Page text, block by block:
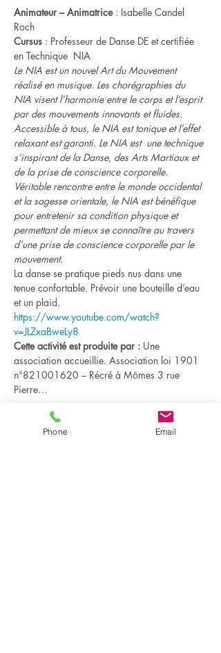
Animateur – Animatrice : Isabelle Candel
Roch
Cursus : Professeur de Danse DE et certifiée
en Technique  NIA
Le NIA est un nouvel Art du Mouvement
réalisé en musique. Les chorégraphies du
NIA visent l’harmonie entre le corps et l’esprit
par des mouvements innovants et fluides.
Accessible à tous, le NIA est tonique et l’effet
relaxant est garanti. Le NIA est  une technique
s’inspirant de la Danse, des Arts Martiaux et
de la prise de conscience corporelle.
Véritable rencontre entre le monde occidental
et la sagesse orientale, le NIA est bénéfique
pour entretenir sa condition physique et
permettant de mieux se connaître au travers
d’une prise de conscience corporelle par le
mouvement.
La danse se pratique pieds nus dans une
tenue confortable. Prévoir une bouteille d’eau
et un plaid.
https://www.youtube.com/watch?
v=JLZxaBweLy8
Cette activité est produite par : Une
association accueillie. Association loi 1901
n°821001620 – Récré à Mômes 3 rue
Pierre…
Phone Email